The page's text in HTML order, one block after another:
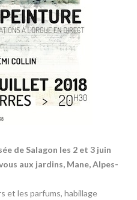
de Salagon les 2 et 3 juin
aux jardins, Mane, Alpes-
et les parfums, habillage